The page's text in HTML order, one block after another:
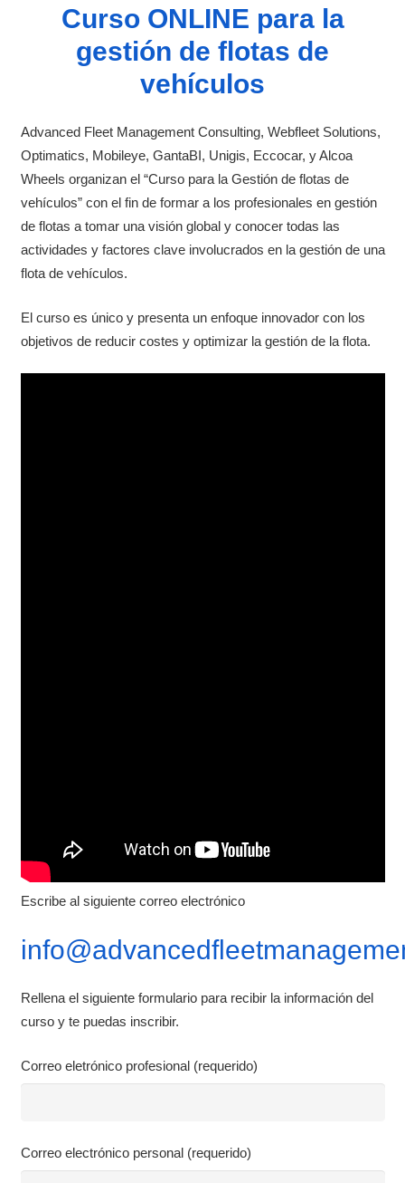
Curso ONLINE para la
gestión de flotas de
vehículos
Advanced Fleet Management Consulting, Webfleet Solutions,
Optimatics, Mobileye, GantaBI, Unigis, Eccocar, y Alcoa
Wheels organizan el “Curso para la Gestión de flotas de
vehículos” con el fin de formar a los profesionales en gestión
de flotas a tomar una visión global y conocer todas las
actividades y factores clave involucrados en la gestión de una
flota de vehículos.
El curso es único y presenta un enfoque innovador con los
objetivos de reducir costes y optimizar la gestión de la flota.
Escribe al siguiente correo electrónico
Rellena el siguiente formulario para recibir la información del
curso y te puedas inscribir.
Correo eletrónico profesional (requerido)
Correo electrónico personal (requerido)